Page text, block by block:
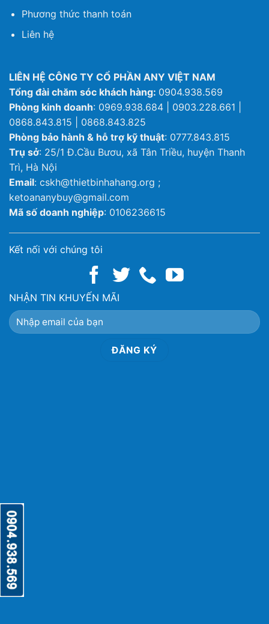
Phương thức thanh toán
Liên hệ
LIÊN HỆ CÔNG TY CỔ PHẦN ANY VIỆT NAM
Tổng đài chăm sóc khách hàng: 0904.938.569
Phòng kinh doanh: 0969.938.684 | 0903.228.661 |
0868.843.815 | 0868.843.825
Phòng bảo hành & hỗ trợ kỹ thuật: 0777.843.815
Trụ sở: 25/1 Đ.Cầu Bươu, xã Tân Triều, huyện Thanh
Trì, Hà Nội
Email: cskh@thietbinhahang.org ;
ketoananybuy@gmail.com
Mã số doanh nghiệp: 0106236615
Kết nối với chúng tôi
NHẬN TIN KHUYẾN MÃI